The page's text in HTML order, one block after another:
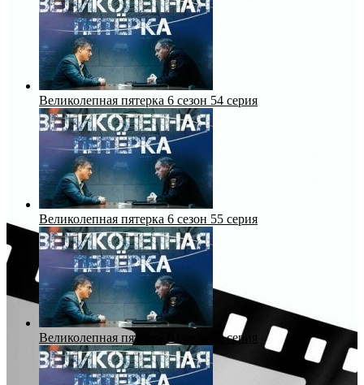
Великолепная пятерка 6 сезон 54 серия
Великолепная пятерка 6 сезон 55 серия
Великолепная пятерка 6 сезон 56 серия